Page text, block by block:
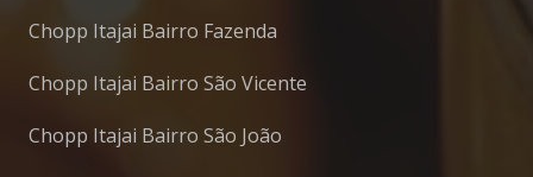
Chopp Itajai Bairro Fazenda
Chopp Itajai Bairro São Vicente
Chopp Itajai Bairro São João